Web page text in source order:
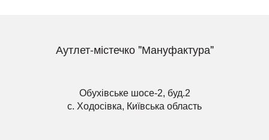
Аутлет-містечко "Мануфактура"
Обухівське шосе-2, буд.2
с. Ходосівка, Київська область